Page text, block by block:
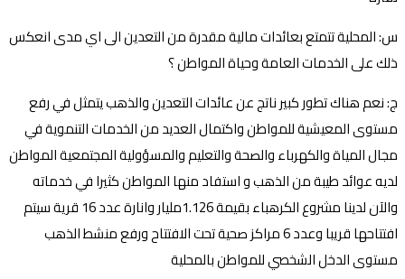
س: المحلية تتمتع بعائدات مالية مقدرة من التعدين الى اي مدى انعكس
ذلك على الخدمات العامة وحياة المواطن ؟
ج: نعم هناك تطور كبير ناتج عن عائدات التعدين والذهب يتمثل في رفع
مستوى المعيشية للمواطن واكتمال العديد من الخدمات التنموية في
مجال المياة والكهرباء والصحة والتعليم والمسؤولية المجتمعية المواطن
لديه عوائد طيبة من الذهب و استفاد منها المواطن كثيرا في خدماته
والآن لدينا مشروع الكرهباء بقيمة 1.126مليار وانارة عدد 16 قرية سيتم
افتتاحها قريبا وعدد 6 مراكز صحية تحت الافتتاح ورفع منشط الذهب
مستوى الدخل الشخصي للمواطن بالمحلية